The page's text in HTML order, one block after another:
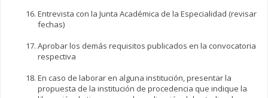
Entrevista con la Junta Académica de la Especialidad (revisar
fechas)
Aprobar los demás requisitos publicados en la convocatoria
respectiva
En caso de laborar en alguna institución, presentar la
propuesta de la institución de procedencia que indique la